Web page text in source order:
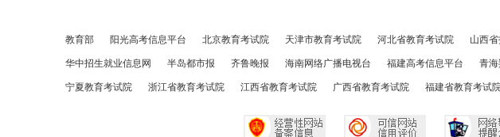
教育部 阳光高考信息平台 北京教育考试院 天津市教育考试院 河北省教育考试院 山西
华中招生就业信息网 半岛都市报 齐鲁晚报 海南网络广播电视台 福建高考信息平台 青海
宁夏教育考试院 浙江省教育考试院 江西省教育考试院 广西省教育考试院 福建省教育考试